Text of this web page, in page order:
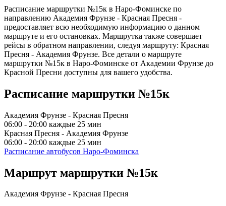
Расписание маршрутки №15к в Наро-Фоминске по
направлению Академия Фрунзе - Красная Пресня -
предоставляет всю необходимую информацию о данном
маршруте и его остановках. Маршрутка также совершает
рейсы в обратном направлении, следуя маршруту: Красная
Пресня - Академия Фрунзе. Все детали о маршруте
маршрутки №15к в Наро-Фоминске от Академии Фрунзе до
Красной Пресни доступны для вашего удобства.
Расписание маршрутки №15к
Академия Фрунзе - Красная Пресня
06:00 - 20:00 каждые 25 мин
Красная Пресня - Академия Фрунзе
06:00 - 20:00 каждые 25 мин
Расписание автобусов Наро-Фоминска
Маршрут маршрутки №15к
Академия Фрунзе - Красная Пресня